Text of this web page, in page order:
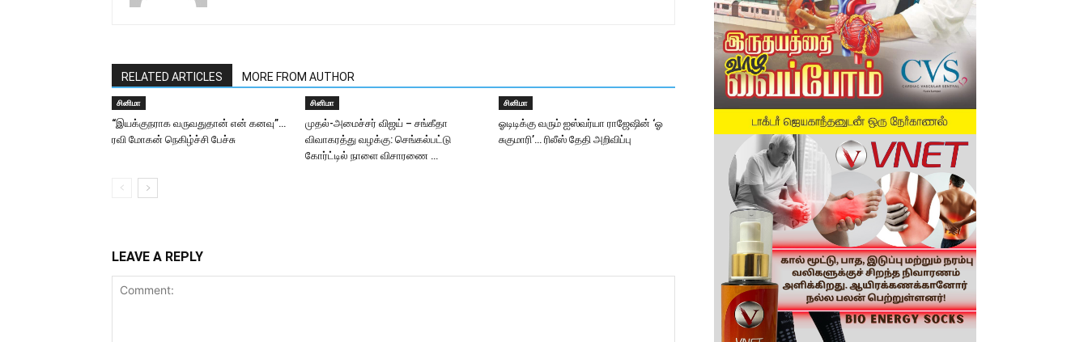
RELATED ARTICLES MORE FROM AUTHOR
சினிமா
“இயக்குநராக வருவதுதான் என் கனவு”…
ரவி மோகன் நெகிழ்ச்சி பேச்சு
சினிமா
முதல்-அமைச்சர் விஜய் – சங்கீதா
விவாகரத்து வழக்கு: செங்கல்பட்டு
கோர்ட்டில் நாளை விசாரணை …
சினிமா
ஓடிடிக்கு வரும் ஐஸ்வர்யா ராஜேஷின் ‘ஓ
சுகுமாரி’… ரிலீஸ் தேதி அறிவிப்பு
LEAVE A REPLY